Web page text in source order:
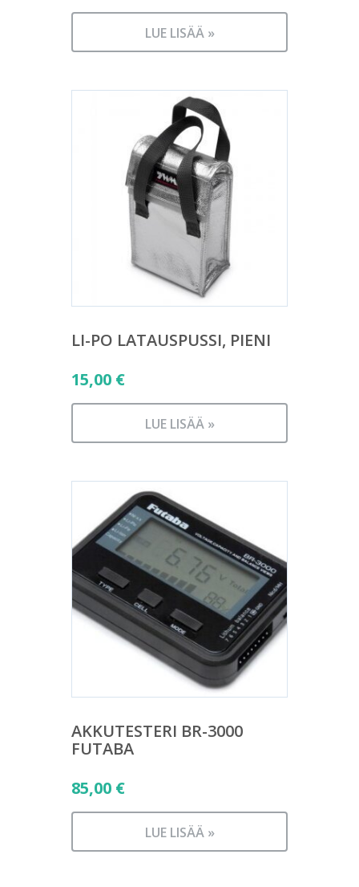
LUE LISÄÄ »
LI-PO LATAUSPUSSI, PIENI
15,00 €
LUE LISÄÄ »
AKKUTESTERI BR-3000
FUTABA
85,00 €
LUE LISÄÄ »